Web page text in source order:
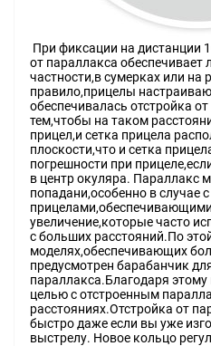
При фиксации на дистанции
от параллакса обеспечивает
частности,в сумерках или на
правило,прицелы
обеспечивалась отстройка
тем,чтобы на таком
прицел,и сетка прицела
плоскости,что и сетка
погрешности при
в центр окуляра. Параллакс
попадани,особенно в случае с
увеличение,которые часто
с больших расстояний.По
моделях,обеспечивающих
предусмотрен барабанчик
параллакса.Благодаря
целью с отстроенным
расстояниях.Отстройка от
быстро даже если вы уже
выстрелу. Новое кольцо